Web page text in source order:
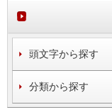
頭文字から探す
分類から探す